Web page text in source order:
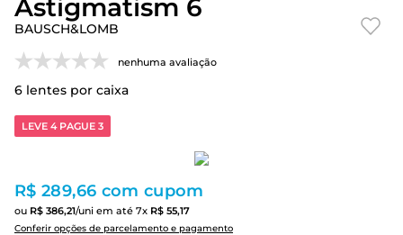
Astigmatism 6
BAUSCH&LOMB
nenhuma avaliação
6 lentes por caixa
LEVE 4 PAGUE 3
R$ 289,66 com cupom
ou R$ 386,21/uni em até 7x R$ 55,17
Conferir opções de parcelamento e pagamento